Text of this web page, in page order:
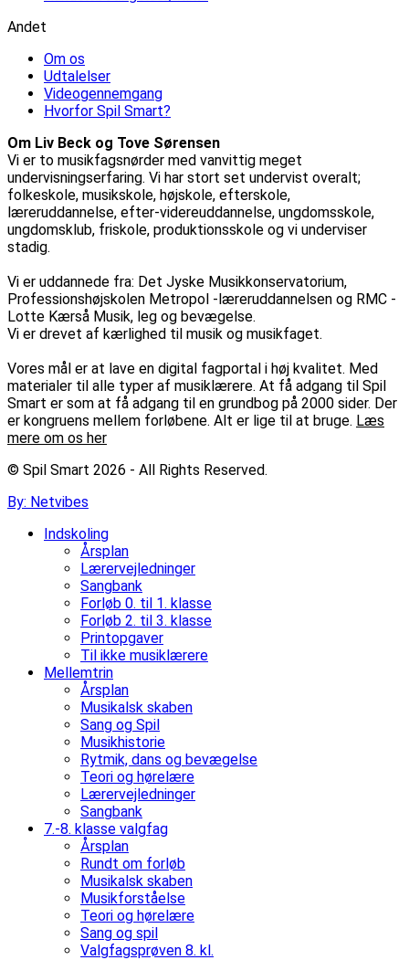
Andet
Om os
Udtalelser
Videogennemgang
Hvorfor Spil Smart?
Om Liv Beck og Tove Sørensen
Vi er to musikfagsnørder med vanvittig meget
undervisningserfaring. Vi har stort set undervist overalt;
folkeskole, musikskole, højskole, efterskole,
læreruddannelse, efter-videreuddannelse, ungdomsskole,
ungdomsklub, friskole, produktionsskole og vi underviser
stadig.
Vi er uddannede fra: Det Jyske Musikkonservatorium,
Professionshøjskolen Metropol -læreruddannelsen og RMC -
Lotte Kærså Musik, leg og bevægelse.
Vi er drevet af kærlighed til musik og musikfaget.
Vores mål er at lave en digital fagportal i høj kvalitet. Med
materialer til alle typer af musiklærere. At få adgang til Spil
Smart er som at få adgang til en grundbog på 2000 sider. Der
er kongruens mellem forløbene. Alt er lige til at bruge. Læs
mere om os her
© Spil Smart 2026 - All Rights Reserved.
By: Netvibes
Indskoling
Årsplan
Lærervejledninger
Sangbank
Forløb 0. til 1. klasse
Forløb 2. til 3. klasse
Printopgaver
Til ikke musiklærere
Mellemtrin
Årsplan
Musikalsk skaben
Sang og Spil
Musikhistorie
Rytmik, dans og bevægelse
Teori og hørelære
Lærervejledninger
Sangbank
7.-8. klasse valgfag
Årsplan
Rundt om forløb
Musikalsk skaben
Musikforståelse
Teori og hørelære
Sang og spil
Valgfagsprøven 8. kl.